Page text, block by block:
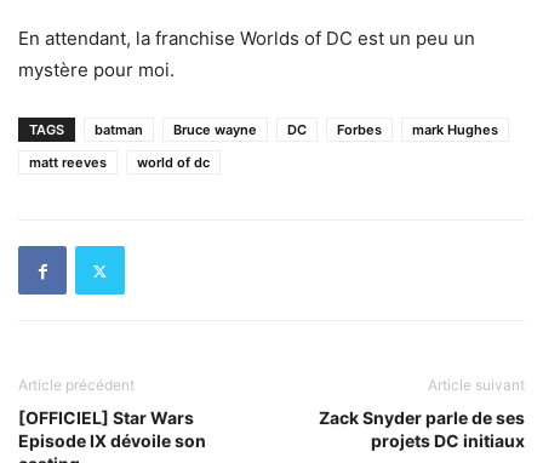
En attendant, la franchise Worlds of DC est un peu un
mystère pour moi.
TAGS batman Bruce wayne DC Forbes
mark Hughes
matt reeves
world of dc
Article précédent
[OFFICIEL] Star Wars
Episode IX dévoile son
Article suivant
Zack Snyder parle de ses
projets DC initiaux